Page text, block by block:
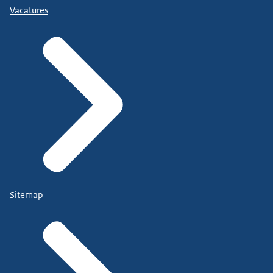
Vacatures
Sitemap